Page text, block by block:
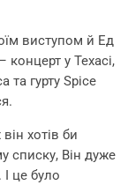
виступом й Ед
у Техасі,
та гурту Spice
хотів би
списку, Він дуже
це було